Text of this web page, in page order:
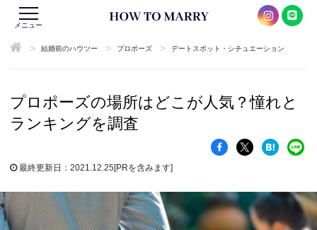
メニュー
> 結婚前のハウツー > プロポーズ > デートスポット・シチュエーション
プロポーズの場所はどこが人気？憧れと
ランキングを調査
最終更新日：2021.12.25[PRを含みます]